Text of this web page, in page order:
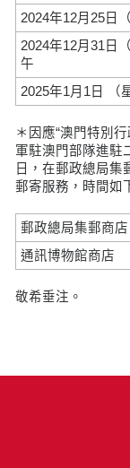
2024年12月25日
2024年12月31日
午
2025年1月1日 （
＊因應“澳門特別
軍駐澳門部隊進駐
日，在郵政總局集
郵寄服務，時間如
郵政總局集郵商店
通訊博物館商店
敬希垂注。